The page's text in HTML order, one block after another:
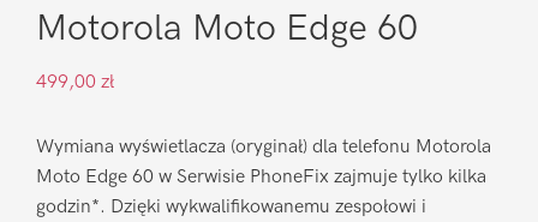
Motorola Moto Edge 60
499,00 zł
Wymiana wyświetlacza (oryginał) dla telefonu Motorola
Moto Edge 60 w Serwisie PhoneFix zajmuje tylko kilka
godzin*. Dzięki wykwalifikowanemu zespołowi i